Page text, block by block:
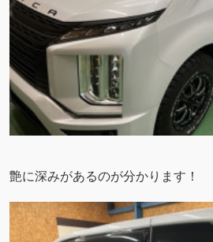
艶に深みがあるのが分かります！